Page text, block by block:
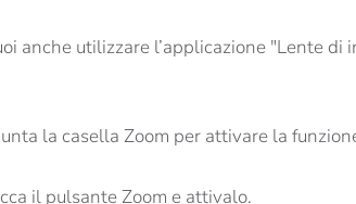
anche utilizzare l’applicazione "Lente
la casella Zoom per attivare la
il pulsante Zoom e attivalo.